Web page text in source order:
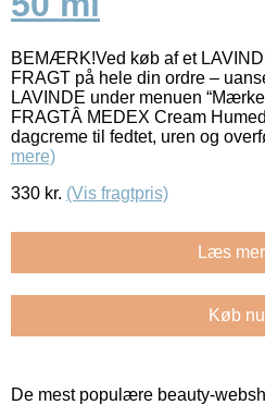
BEMÆRK!Ved køb af et
FRAGT på hele din ordre –
LAVINDE under menuen
FRAGTÂ MEDEX Cream
dagcreme til fedtet, uren og
mere)
330 kr. (Vis fragtpris)
Læs
Køb
De mest populære beauty-